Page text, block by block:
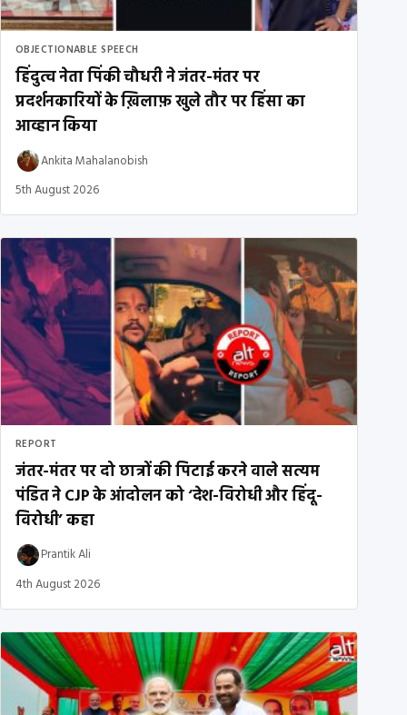
OBJECTIONABLE SPEECH
हिंदुत्व नेता पिंकी चौधरी ने जंतर-मंतर पर
प्रदर्शनकारियों के ख़िलाफ़ खुले तौर पर हिंसा का
आव्हान किया
Ankita Mahalanobish
5th August 2026
REPORT
जंतर-मंतर पर दो छात्रों की पिटाई करने वाले सत्यम
पंडित ने CJP के आंदोलन को ‘देश-विरोधी और हिंदू-
विरोधी’ कहा
Prantik Ali
4th August 2026